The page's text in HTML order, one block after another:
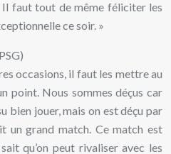
faut tout de même féliciter les
ce soir. »
occasions, il faut les mettre au
point. Nous sommes déçus car
bien jouer, mais on est déçu par
un grand match. Ce match est
qu’on peut rivaliser avec les